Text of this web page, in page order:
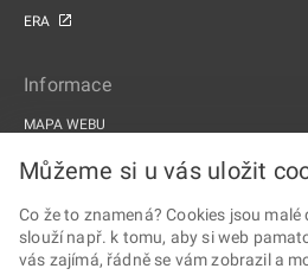
ERA
Informace
MAPA WEBU
PROHLÁŠENÍ O PŘÍSTUPNOSTI
PROJEKTY EU
Můžeme si u vás uložit
Co že to znamená? Cookies jsou
slouží např. k tomu, aby si web
vás zajímá, řádně se vám zobrazil a